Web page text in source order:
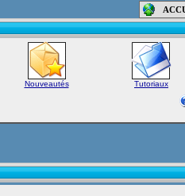
Nouveautés Tutoriaux